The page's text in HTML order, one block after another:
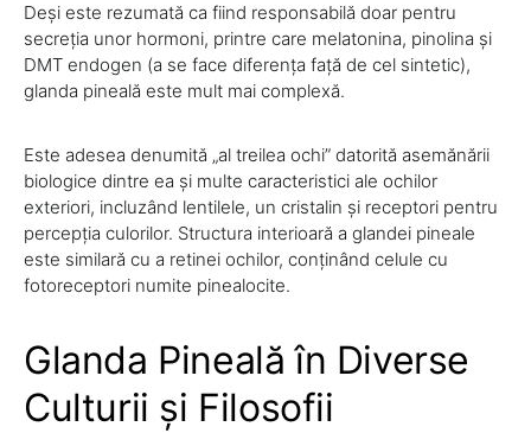
Deși este rezumată ca fiind responsabilă doar pentru
secreția unor hormoni, printre care melatonina, pinolina și
DMT endogen (a se face diferența față de cel sintetic),
glanda pineală este mult mai complexă.
Este adesea denumită „al treilea ochi” datorită asemănării
biologice dintre ea și multe caracteristici ale ochilor
exteriori, incluzând lentilele, un cristalin și receptori pentru
percepția culorilor. Structura interioară a glandei pineale
este similară cu a retinei ochilor, conținând celule cu
fotoreceptori numite pinealocite.
Glanda Pineală în Diverse
Culturii și Filosofii